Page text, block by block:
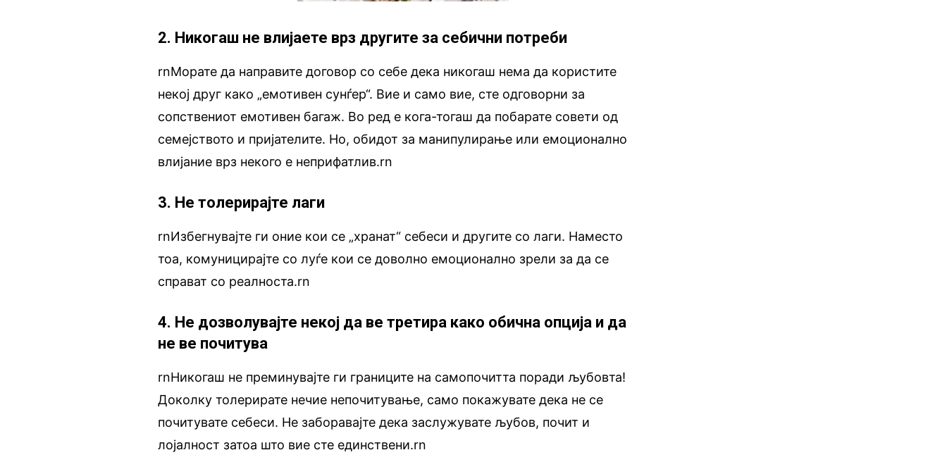
2. Никогаш не влијаете врз другите за себични потреби
rnМорате да направите договор со себе дека никогаш нема да користите
некој друг како „емотивен сунѓер“. Вие и само вие, сте одговорни за
сопствениот емотивен багаж. Во ред е кога-тогаш да побарате совети од
семејството и пријателите. Но, обидот за манипулирање или емоционално
влијание врз некого е неприфатлив.rn
3. Не толерирајте лаги
rnИзбегнувајте ги оние кои се „хранат“ себеси и другите со лаги. Наместо
тоа, комуницирајте со луѓе кои се доволно емоционално зрели за да се
справат со реалноста.rn
4. Не дозволувајте некој да ве третира како обична опција и да
не ве почитува
rnНикогаш не преминувајте ги границите на самопочитта поради љубовта!
Доколку толерирате нечие непочитување, само покажувате дека не се
почитувате себеси. Не заборавајте дека заслужувате љубов, почит и
лојалност затоа што вие сте единствени.rn